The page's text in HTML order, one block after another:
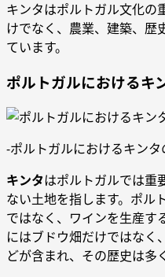
キンタはポルトガル文化の
けでなく、農業、建築、歴
ています。
ポルトガルにおけるキ
-ポルトガルにおけるキンタ
キンタはポルトガルでは重
ない土地を指します。ポル
ではなく、ワインを生産す
にはブドウ畑だけではなく
どが含まれ、その歴史は多